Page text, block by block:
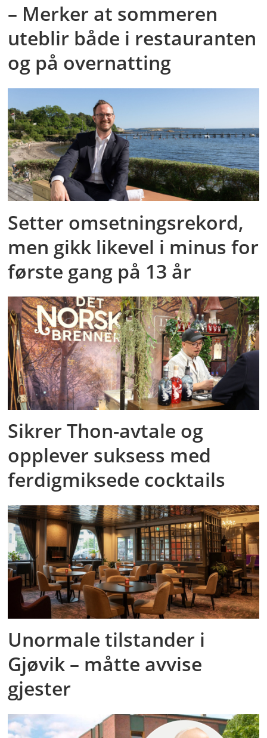
– Merker at sommeren
uteblir både i restauranten
og på overnatting
Setter omsetningsrekord,
men gikk likevel i minus for
første gang på 13 år
Sikrer Thon-avtale og
opplever suksess med
ferdigmiksede cocktails
Unormale tilstander i
Gjøvik – måtte avvise
gjester